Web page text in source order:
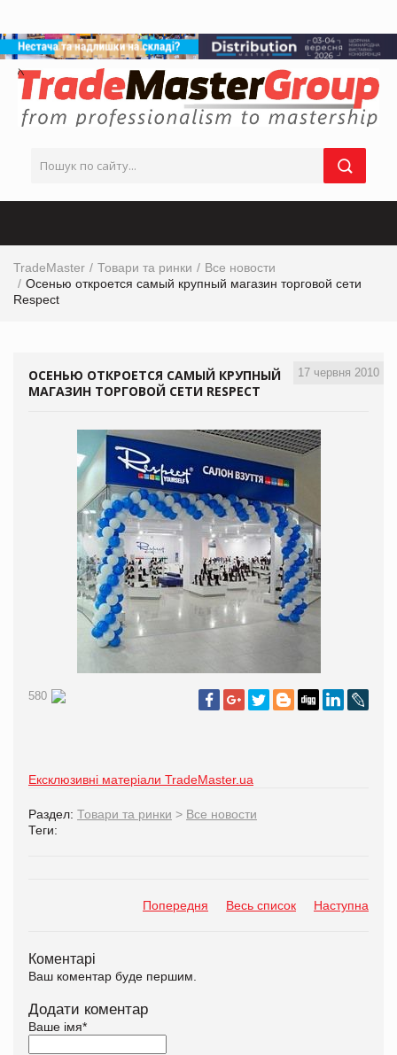
TradeMaster Товари та ринки
Все новости
Осенью откроется самый крупный магазин торговой сети
Respect
17 червня 2010
ОСЕНЬЮ ОТКРОЕТСЯ САМЫЙ КРУПНЫЙ
МАГАЗИН ТОРГОВОЙ СЕТИ RESPECT
580
Ексклюзивні матеріали TradeMaster.ua
Раздел: Товари та ринки > Все новости
Теги:
Попередня Весь список Наступна
Коментарі
Ваш коментар буде першим.
Додати коментар
Ваше імя*